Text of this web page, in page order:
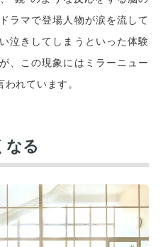
ラマで登場人物が涙を流して
泣きしてしまうといった体験
、この現象にはミラーニュー
れています。
なる